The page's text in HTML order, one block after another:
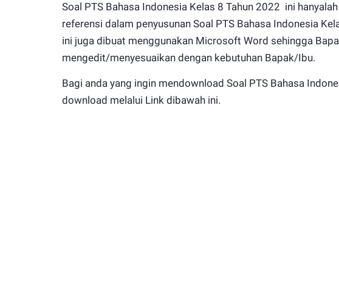
Soal PTS Bahasa Indonesia Kelas 8 Tahun 2022 ini
referensi dalam penyusunan Soal PTS Bahasa Indonesia
ini juga dibuat menggunakan Microsoft Word sehingga
mengedit/menyesuaikan dengan kebutuhan Bapak/Ibu.
Bagi anda yang ingin mendownload Soal PTS Bahasa
download melalui Link dibawah ini.